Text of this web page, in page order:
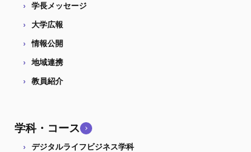
学長メッセージ
大学広報
情報公開
地域連携
教員紹介
学科・コース
デジタルライフビジネス学科